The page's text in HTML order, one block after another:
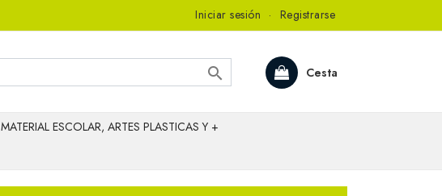
Iniciar sesión · Registrarse
Cesta

MATERIAL ESCOLAR, ARTES PLASTICAS Y +